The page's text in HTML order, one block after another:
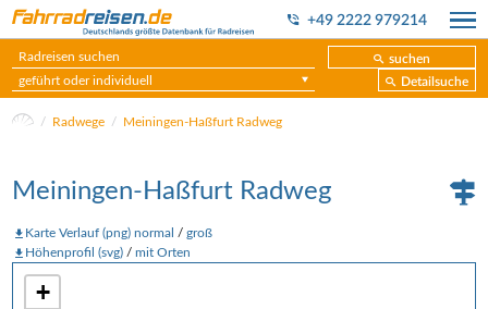
+49 2222 979214
suchen
geführt oder individuell
Detailsuche
Radwege Meiningen-Haßfurt Radweg
+
Meiningen-Haßfurt Radweg
Karte Verlauf (png) normal /groß
Höhenprofil (svg) /mit Orten